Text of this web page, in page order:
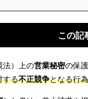
この記
法）上の営業秘密の保
する不正競争となる行